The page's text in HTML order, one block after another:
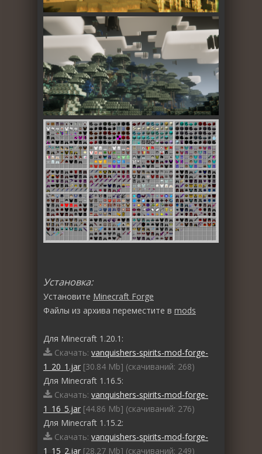
Установка:
Установите Minecraft Forge
Файлы из архива переместите в mods
Для Minecraft 1.20.1:
Скачать: vanquishers-spirits-mod-forge-
1_20_1.jar [30.84 Mb] (cкачиваний: 268)
Для Minecraft 1.16.5:
Скачать: vanquishers-spirits-mod-forge-
1_16_5.jar [44.86 Mb] (cкачиваний: 276)
Для Minecraft 1.15.2:
Скачать: vanquishers-spirits-mod-forge-
1_15_2.jar [28.27 Mb] (cкачиваний: 249)